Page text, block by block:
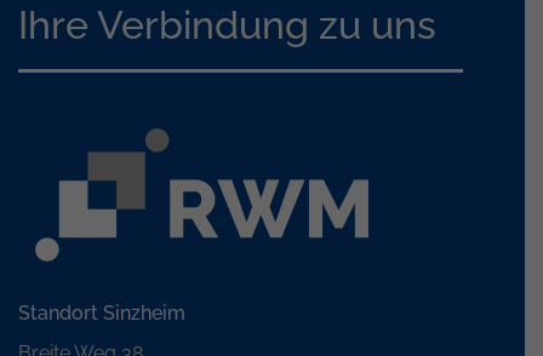
Ihre Verbindung zu uns
Standort Sinzheim